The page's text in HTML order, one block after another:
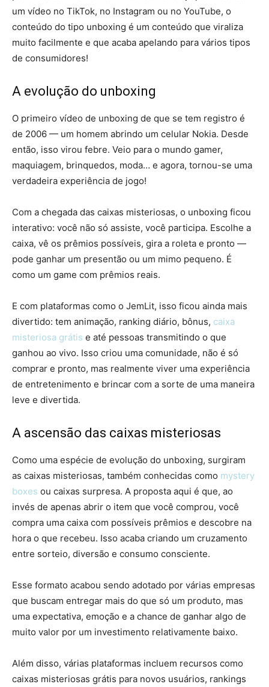
um vídeo no TikTok, no Instagram ou no YouTube, o
conteúdo do tipo unboxing é um conteúdo que viraliza
muito facilmente e que acaba apelando para vários tipos
de consumidores!
A evolução do unboxing
O primeiro vídeo de unboxing de que se tem registro é
de 2006 — um homem abrindo um celular Nokia. Desde
então, isso virou febre. Veio para o mundo gamer,
maquiagem, brinquedos, moda… e agora, tornou-se uma
verdadeira experiência de jogo!
Com a chegada das caixas misteriosas, o unboxing ficou
interativo: você não só assiste, você participa. Escolhe a
caixa, vê os prêmios possíveis, gira a roleta e pronto —
pode ganhar um presentão ou um mimo pequeno. É
como um game com prêmios reais.
E com plataformas como o JemLit, isso ficou ainda mais
divertido: tem animação, ranking diário, bônus, caixa
misteriosa grátis e até pessoas transmitindo o que
ganhou ao vivo. Isso criou uma comunidade, não é só
comprar e pronto, mas realmente viver uma experiência
de entretenimento e brincar com a sorte de uma maneira
leve e divertida.
A ascensão das caixas misteriosas
Como uma espécie de evolução do unboxing, surgiram
as caixas misteriosas, também conhecidas como mystery
boxes ou caixas surpresa. A proposta aqui é que, ao
invés de apenas abrir o item que você comprou, você
compra uma caixa com possíveis prêmios e descobre na
hora o que recebeu. Isso acaba criando um cruzamento
entre sorteio, diversão e consumo consciente.
Esse formato acabou sendo adotado por várias empresas
que buscam entregar mais do que só um produto, mas
uma expectativa, emoção e a chance de ganhar algo de
muito valor por um investimento relativamente baixo.
Além disso, várias plataformas incluem recursos como
caixas misteriosas grátis para novos usuários, rankings